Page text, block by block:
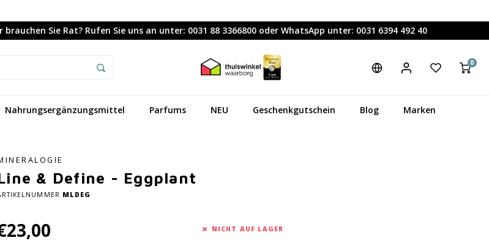
brauchen Sie Rat? Rufen Sie uns an unter: 0031 88 3366800 oder WhatsApp unter: 0031 6394 492 40
0
Nahrungsergänzungsmittel Parfums NEU Geschenkgutschein Blog Marken
& Define - Eggplant
MLDEG
NICHT AUF LAGER